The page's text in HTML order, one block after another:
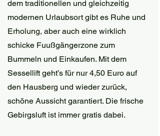
dem traditionellen und gleichzeitig
modernen Urlaubsort gibt es Ruhe und
Erholung, aber auch eine wirklich
schicke Fuußgängerzone zum
Bummeln und Einkaufen. Mit dem
Sessellift geht’s für nur 4,50 Euro auf
den Hausberg und wieder zurück,
schöne Aussicht garantiert. Die frische
Gebirgsluft ist immer gratis dabei.